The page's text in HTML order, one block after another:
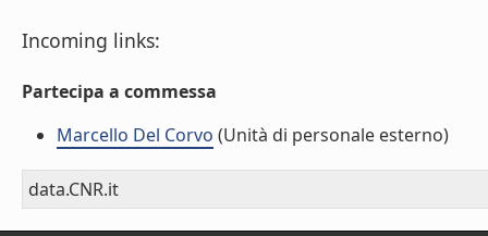
Incoming links:
Partecipa a commessa
Marcello Del Corvo (Unità di personale esterno)
data.CNR.it